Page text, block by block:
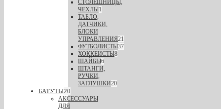
СТОЛЕШНИЦЫ,
ЧЕХЛЫ1
ТАБЛО,
ДАТЧИКИ,
БЛОКИ
УПРАВЛЕНИЯ21
ФУТБОЛИСТЫ37
ХОККЕИСТЫ8
ШАЙБЫ6
ШТАНГИ,
РУЧКИ,
ЗАГЛУШКИ20
БАТУТЫ20
АКСЕССУАРЫ
ДЛЯ